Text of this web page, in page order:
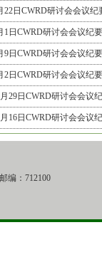
22日CWRD研讨会会议纪
1日CWRD研讨会会议纪要
9日CWRD研讨会会议纪要
2日CWRD研讨会会议纪要
29日CWRD研讨会会议
16日CWRD研讨会会议
编：712100